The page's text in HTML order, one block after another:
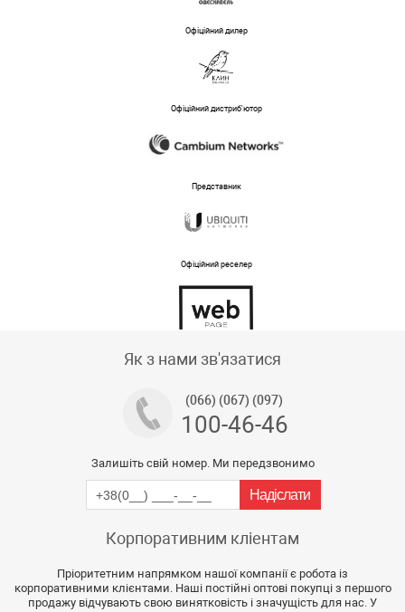
Офіційний дилер
Офіційний дистриб'ютор
Представник
Офіційний реселер
Як з нами зв'язатися
(066) (067) (097)
100-46-46
Залишіть свій номер. Ми передзвонимо
Корпоративним кліентам
Пріоритетним напрямком нашої компанії є робота із
корпоративними клієнтами. Наші постійні оптові покупці з першого
продажу відчувають свою винятковість і значущість для нас. У